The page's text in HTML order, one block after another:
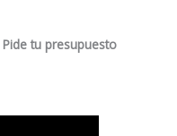
Pide tu presupuesto